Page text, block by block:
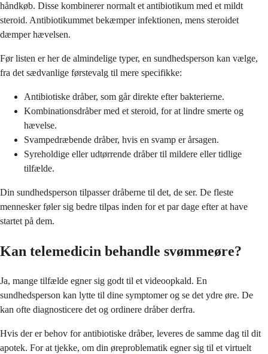
håndkøb. Disse kombinerer normalt et antibiotikum med et mildt
steroid. Antibiotikummet bekæmper infektionen, mens steroidet
dæmper hævelsen.
Før listen er her de almindelige typer, en sundhedsperson kan vælge,
fra det sædvanlige førstevalg til mere specifikke:
Antibiotiske dråber, som går direkte efter bakterierne.
Kombinationsdråber med et steroid, for at lindre smerte og
hævelse.
Svampedræbende dråber, hvis en svamp er årsagen.
Syreholdige eller udtørrende dråber til mildere eller tidlige
tilfælde.
Din sundhedsperson tilpasser dråberne til det, de ser. De fleste
mennesker føler sig bedre tilpas inden for et par dage efter at have
startet på dem.
Kan telemedicin behandle svømmeøre?
Ja, mange tilfælde egner sig godt til et videoopkald. En
sundhedsperson kan lytte til dine symptomer og se det ydre øre. De
kan ofte diagnosticere det og ordinere dråber derfra.
Hvis der er behov for antibiotiske dråber, leveres de samme dag til dit
apotek. For at tjekke, om din øreproblematik egner sig til et virtuelt